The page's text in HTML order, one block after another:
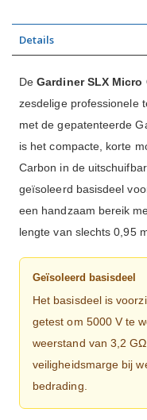
Details
DeGardiner SLX
zesdelige professionele
met de gepatenteerde
is het compacte, korte
Carbon in de
geïsoleerd basisdeel
een handzaam bereik
lengte van slechts 0,95
Geïsoleerd basisdeel
Het basisdeel is
getest om 5000 V te
weerstand van 3,2
veiligheidsmarge bij
bedrading.